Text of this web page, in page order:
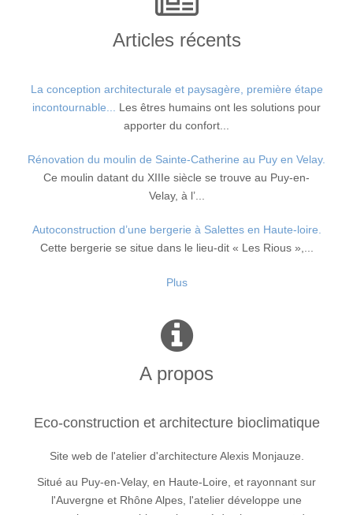
Articles récents
La conception architecturale et paysagère, première étape
incontournable...
Les êtres humains ont les solutions pour
apporter du confort...
Rénovation du moulin de Sainte-Catherine au Puy en Velay.
Ce moulin datant du XIIIe siècle se trouve au Puy-en-
Velay, à l’...
Autoconstruction d’une bergerie à Salettes en Haute-loire.
Cette bergerie se situe dans le lieu-dit « Les Rious »,...
Plus
A propos
Eco-construction et architecture bioclimatique
Site web de l'atelier d'architecture Alexis Monjauze.
Situé au Puy-en-Velay, en Haute-Loire, et rayonnant sur
l'Auvergne et Rhône Alpes, l'atelier développe une